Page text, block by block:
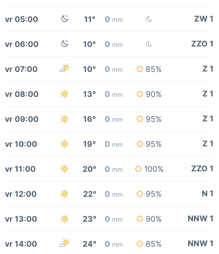
vr 05:00 11° 0 mm ZW 1
vr 06:00 10° 0 mm ZZO 1
vr 07:00 10° 0 mm 85% Z 1
vr 08:00 13° 0 mm 90% Z 1
vr 09:00 16° 0 mm 95% Z 1
vr 10:00 19° 0 mm 95% Z 1
vr 11:00 20° 0 mm 100% ZZO 1
vr 12:00 22° 0 mm 95% N 1
vr 13:00 23° 0 mm 90% NNW 1
vr 14:00 24° 0 mm 85% NNW 1